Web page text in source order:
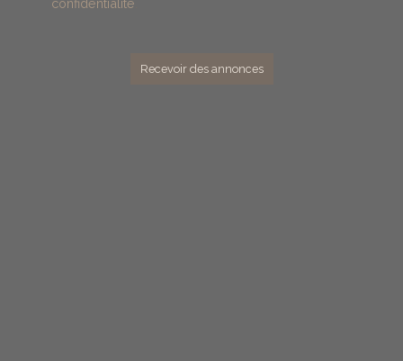
confidentialité
Recevoir des annonces